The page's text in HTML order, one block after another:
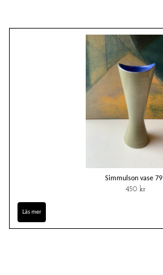
Simmulson vase
450 kr
Läs mer